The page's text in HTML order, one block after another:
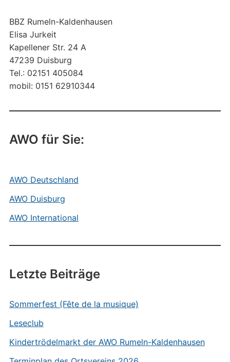
BBZ Rumeln-Kaldenhausen
Elisa Jurkeit
Kapellener Str. 24 A
47239 Duisburg
Tel.: 02151 405084
mobil: 0151 62910344
AWO für Sie:
AWO Deutschland
AWO Duisburg
AWO International
Letzte Beiträge
Sommerfest (Fête de la musique)
Leseclub
Kindertrödelmarkt der AWO Rumeln-Kaldenhausen